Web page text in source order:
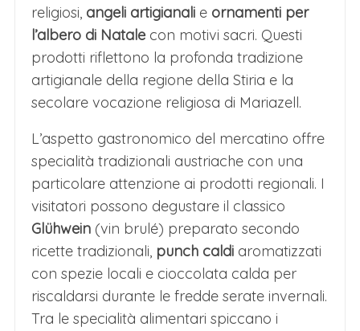
religiosi, angeli artigianali e ornamenti per
l’albero di Natale con motivi sacri. Questi
prodotti riflettono la profonda tradizione
artigianale della regione della Stiria e la
secolare vocazione religiosa di Mariazell.
L’aspetto gastronomico del mercatino offre
specialità tradizionali austriache con una
particolare attenzione ai prodotti regionali. I
visitatori possono degustare il classico
Glühwein (vin brulé) preparato secondo
ricette tradizionali, punch caldi aromatizzati
con spezie locali e cioccolata calda per
riscaldarsi durante le fredde serate invernali.
Tra le specialità alimentari spiccano i